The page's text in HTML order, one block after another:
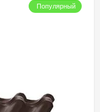
Популярный